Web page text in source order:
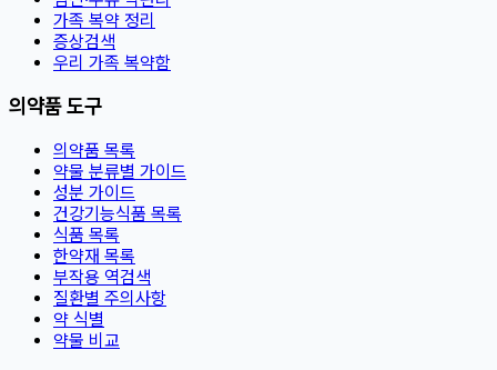
가족 복약 정리
증상검색
우리 가족 복약함
의약품 도구
의약품 목록
약물 분류별 가이드
성분 가이드
건강기능식품 목록
식품 목록
한약재 목록
부작용 역검색
질환별 주의사항
약 식별
약물 비교